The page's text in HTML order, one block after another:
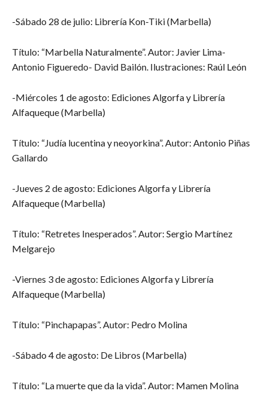
-Sábado 28 de julio: Librería Kon-Tiki (Marbella)
Título: “Marbella Naturalmente”. Autor: Javier Lima-
Antonio Figueredo- David Bailón. Ilustraciones: Raúl León
-Miércoles 1 de agosto: Ediciones Algorfa y Librería
Alfaqueque (Marbella)
Título: “Judía lucentina y neoyorkina”. Autor: Antonio Piñas
Gallardo
-Jueves 2 de agosto: Ediciones Algorfa y Librería
Alfaqueque (Marbella)
Título: “Retretes Inesperados”. Autor: Sergio Martínez
Melgarejo
-Viernes 3 de agosto: Ediciones Algorfa y Librería
Alfaqueque (Marbella)
Título: “Pinchapapas”. Autor: Pedro Molina
-Sábado 4 de agosto: De Libros (Marbella)
Título: “La muerte que da la vida”. Autor: Mamen Molina